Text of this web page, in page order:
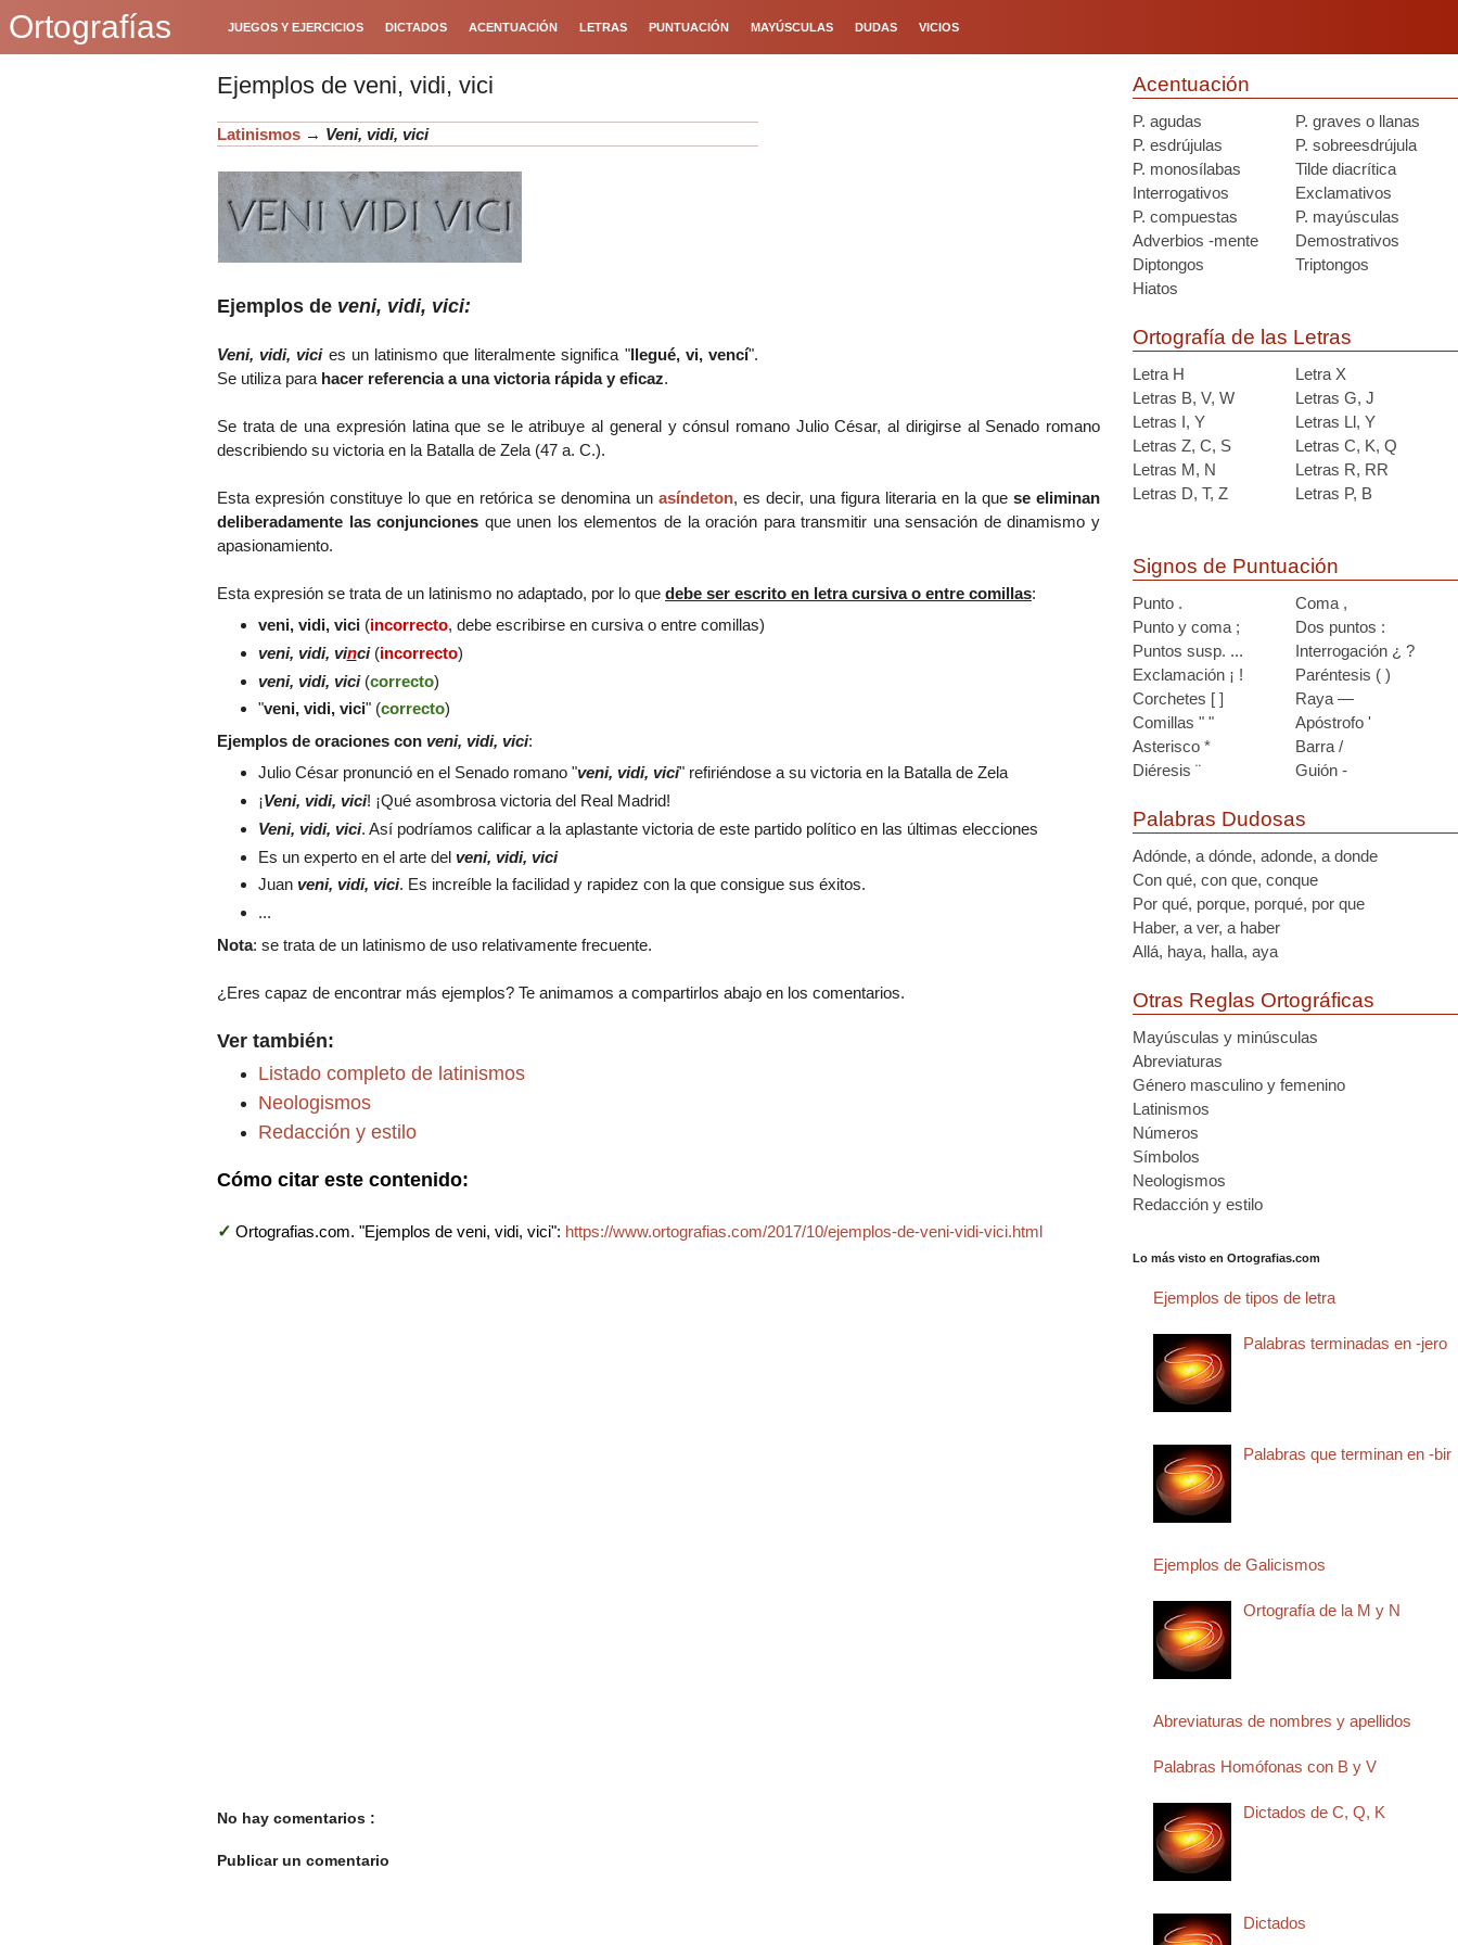
Ortografías JUEGOS Y EJERCICIOS DICTADOS ACENTUACIÓN LETRAS PUNTUACIÓN MAYÚSCULAS DUDAS VICIOS
Ejemplos de veni, vidi, vici
Latinismos → Veni, vidi, vici
Ejemplos de veni, vidi, vici:
Veni, vidi, vici es un latinismo que literalmente significa "llegué, vi, vencí".
Se utiliza para hacer referencia a una victoria rápida y eficaz.
Se trata de una expresión latina que se le atribuye al general y cónsul romano Julio César, al dirigirse al Senado romano
describiendo su victoria en la Batalla de Zela (47 a. C.).
Esta expresión constituye lo que en retórica se denomina un asíndeton, es decir, una figura literaria en la que se eliminan
deliberadamente las conjunciones que unen los elementos de la oración para transmitir una sensación de dinamismo y
apasionamiento.
Esta expresión se trata de un latinismo no adaptado, por lo que debe ser escrito en letra cursiva o entre comillas:
veni, vidi, vici(incorrecto, debe escribirse en cursiva o entre comillas)
veni, vidi, vinci(incorrecto)
veni, vidi, vici(correcto)
"veni, vidi, vici" (correcto)
Ejemplos de oraciones con veni, vidi, vici:
Julio César pronunció en el Senado romano "veni, vidi, vici" refiriéndose a su victoria en la Batalla de Zela
¡Veni, vidi, vici! ¡Qué asombrosa victoria del Real Madrid!
Veni, vidi, vici. Así podríamos calificar a la aplastante victoria de este partido político en las últimas elecciones
Es un experto en el arte del veni, vidi, vici
Juan veni, vidi, vici. Es increíble la facilidad y rapidez con la que consigue sus éxitos.
...
Nota: se trata de un latinismo de uso relativamente frecuente.
¿Eres capaz de encontrar más ejemplos? Te animamos a compartirlos abajo en los comentarios.
Ver también:
Listado completo de latinismos
Neologismos
Redacción y estilo
Cómo citar este contenido:
✓ Ortografias.com. "Ejemplos de veni, vidi, vici": https://www.ortografias.com/2017/10/ejemplos-de-veni-vidi-vici.html
No hay comentarios :
Publicar un comentario
Acentuación
P. agudas
P. graves o llanas
P. esdrújulas
P. sobreesdrújula
P. monosílabas
Tilde diacrítica
Interrogativos
Exclamativos
P. compuestas
P. mayúsculas
Adverbios -mente
Demostrativos
Diptongos
Triptongos
Hiatos
Ortografía de las Letras
Letra H
Letra X
Letras B, V, W
Letras G, J
Letras I, Y
Letras Ll, Y
Letras Z, C, S
Letras C, K, Q
Letras M, N
Letras R, RR
Letras D, T, Z
Letras P, B
Signos de Puntuación
Punto .
Coma ,
Punto y coma ;
Dos puntos :
Puntos susp. ...
Interrogación ¿ ?
Exclamación ¡ !
Paréntesis ( )
Corchetes [ ]
Raya —
Comillas " "
Apóstrofo '
Asterisco *
Barra /
Diéresis ¨
Guión -
Palabras Dudosas
Adónde, a dónde, adonde, a donde
Con qué, con que, conque
Por qué, porque, porqué, por que
Haber, a ver, a haber
Allá, haya, halla, aya
Otras Reglas Ortográficas
Mayúsculas y minúsculas
Abreviaturas
Género masculino y femenino
Latinismos
Números
Símbolos
Neologismos
Redacción y estilo
Lo más visto en Ortografias.com
Ejemplos de tipos de letra
Palabras terminadas en -jero
Palabras que terminan en -bir
Ejemplos de Galicismos
Ortografía de la M y N
Abreviaturas de nombres y apellidos
Palabras Homófonas con B y V
Dictados de C, Q, K
Dictados